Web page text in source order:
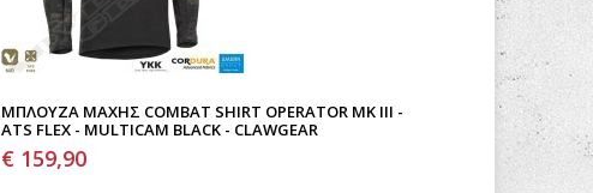
ΜΠΛΟΎΖΑ ΜΆΧΗΣ COMBAT SHIRT OPERATOR MK III -
ATS FLEX - MULTICAM BLACK - CLAWGEAR
€ 159,90